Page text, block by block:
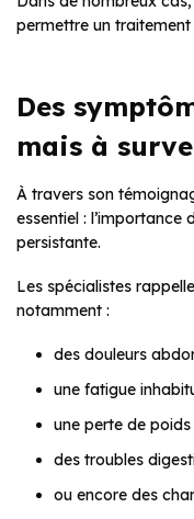
permettre un traitement
Des
mais à
À travers son
essentiel : l’importance
persistante.
Les spécialistes
notamment :
des douleurs
une fatigue
une perte de
des troubles
ou encore des